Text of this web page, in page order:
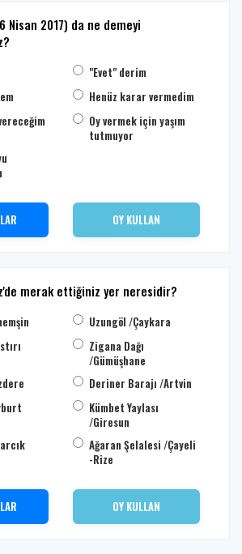
Nisan 2017) da ne demeyi
"Evet" derim
Henüz karar vermedim
Oy vermek için yaşım
tutmuyor
OY KULLAN
merak ettiğiniz yer neresidir?
Uzungöl /Çaykara
Zigana Dağı
/Gümüşhane
Deriner Barajı /Artvin
Kümbet Yaylası
/Giresun
Ağaran Şelalesi /Çayeli
-Rize
OY KULLAN